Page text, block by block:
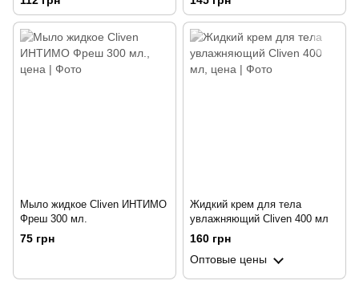
Мыло жидкое Cliven ИНТИМО
Фреш 300 мл.
75 грн
Жидкий крем для тела
увлажняющий Cliven 400 мл
160 грн
Оптовые цены